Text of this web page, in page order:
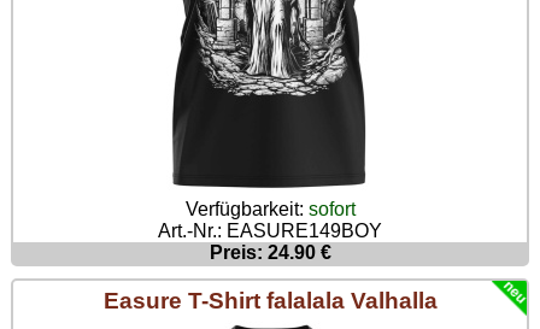
Verfügbarkeit: sofort
Art.-Nr.: EASURE149BOY
Preis: 24.90 €
Easure T-Shirt falalala Valhalla